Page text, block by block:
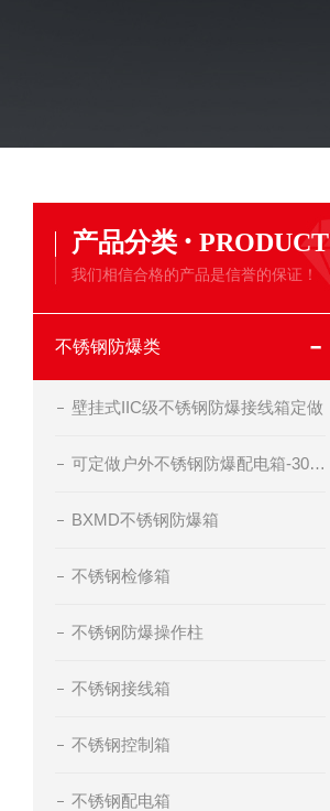
产品分类 · PRODUCT
我们相信合格的产品是信誉的保证！
不锈钢防爆类
壁挂式IIC级不锈钢防爆接线箱定做
可定做户外不锈钢防爆配电箱-304不锈钢防爆开关箱
BXMD不锈钢防爆箱
不锈钢检修箱
不锈钢防爆操作柱
不锈钢接线箱
不锈钢控制箱
不锈钢配电箱